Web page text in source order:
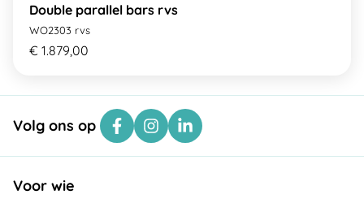
Double parallel bars rvs
WO2303 rvs
€ 1.879,00
Volg ons op
Voor wie